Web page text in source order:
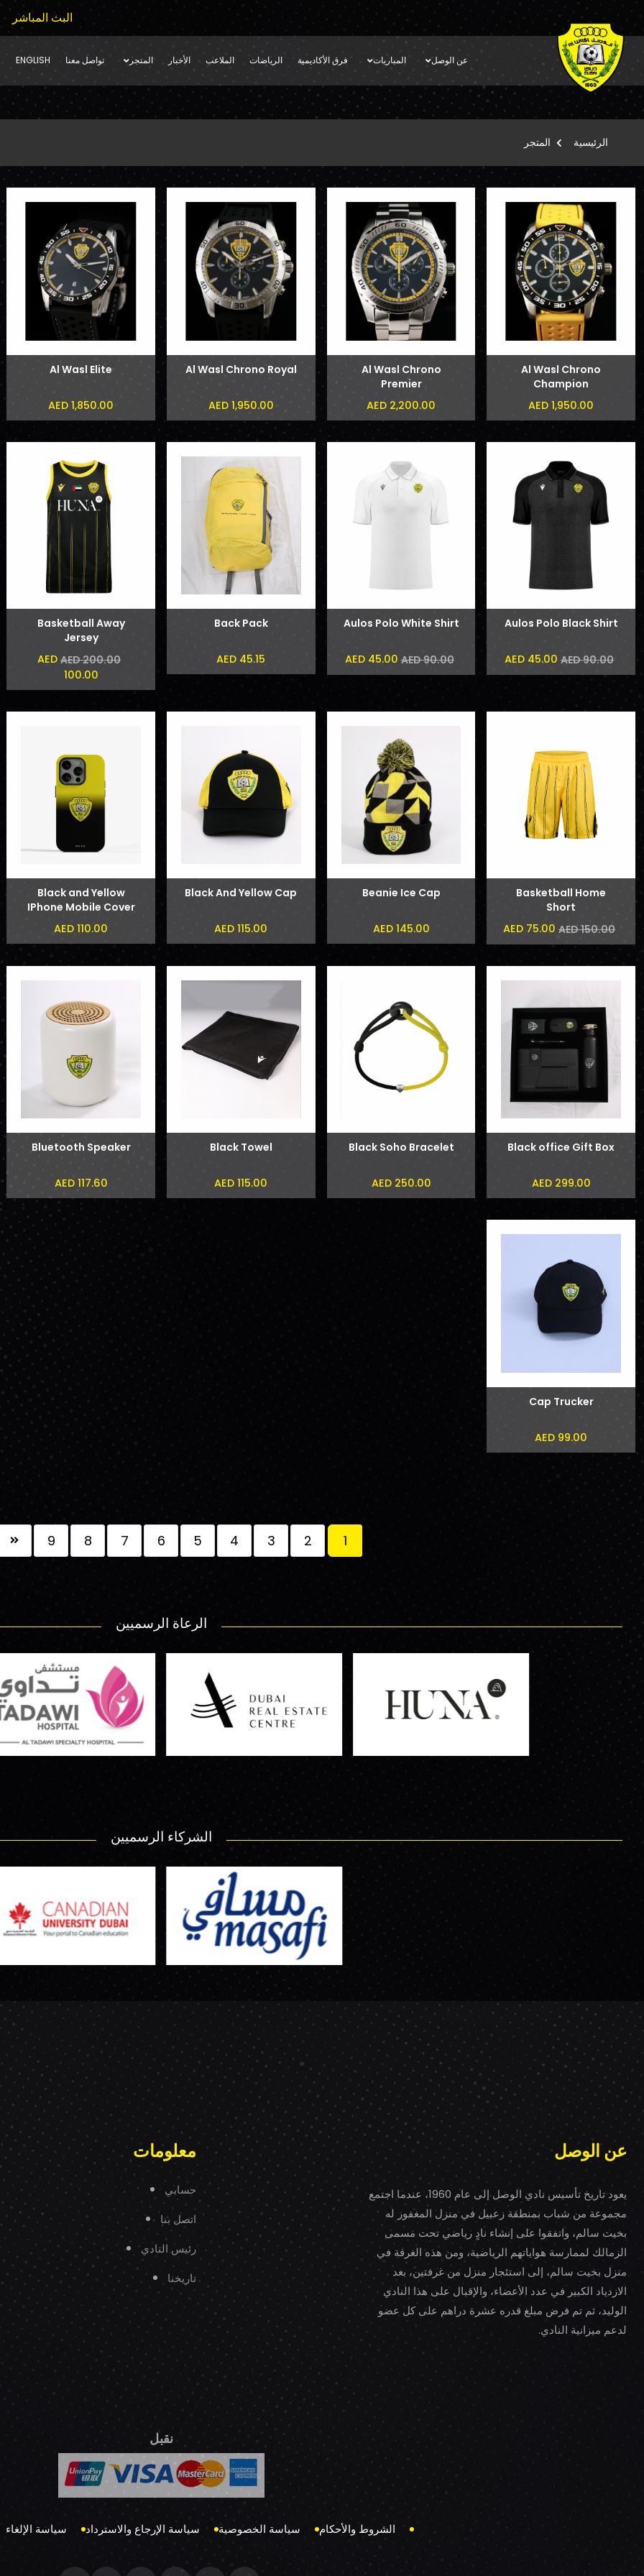
البث المباشر
عن الوصل المباريات فرق الأكاديمية الرياضات الملاعب الأخبار المتجر تواصل معنا ENGLISH
الرئيسية المتجر
Al Wasl Chrono
Champion
AED 1,950.00
Al Wasl Chrono
Premier
AED 2,200.00
Al Wasl Chrono Royal
AED 1,950.00
Al Wasl Elite
AED 1,850.00
Aulos Polo Black Shirt
AED 90.00
AED 45.00
Aulos Polo White Shirt
AED 90.00
AED 45.00
Back Pack
AED 45.15
Basketball Away
Jersey
AED 200.00
AED
100.00
Basketball Home
Short
AED 150.00
AED 75.00
Beanie Ice Cap
AED 145.00
Black And Yellow Cap
AED 115.00
Black and Yellow
IPhone Mobile Cover
AED 110.00
Black office Gift Box
AED 299.00
Black Soho Bracelet
AED 250.00
Black Towel
AED 115.00
Bluetooth Speaker
AED 117.60
Cap Trucker
AED 99.00
1
2
3
4
5
6
7
8
9
الرعاة الرسميين
الشركاء الرسميين
عن الوصل
يعود تاريخ تأسيس نادي الوصل إلى عام 1960، عندما اجتمع
مجموعة من شباب بمنطقة زعبيل في منزل المغفور له
بخيت سالم، واتفقوا على إنشاء نادٍ رياضي تحت مسمى
الزمالك لممارسة هواياتهم الرياضية، ومن هذه الغرفة في
منزل بخيت سالم، إلى استئجار منزل من غرفتين، بعد
الازدياد الكبير في عدد الأعضاء، والإقبال على هذا النادي
الوليد، ثم تم فرض مبلغ قدره عشرة دراهم على كل عضو
لدعم ميزانية النادي.
معلومات
حسابي
اتصل بنا
رئيس النادي
تاريخنا
نقبل
الشروط والأحكام سياسة الخصوصية سياسة الإرجاع والاسترداد سياسة الإلغاء